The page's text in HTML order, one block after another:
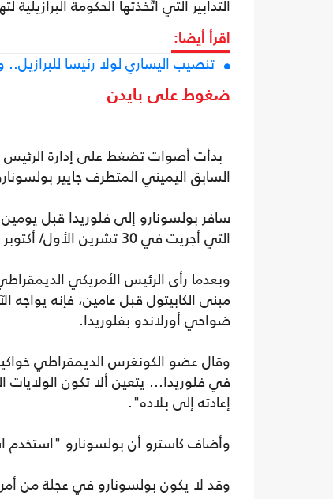
التدابير التي اتّخذتها الحكومة
اقرأ أيضا:
تنصيب اليساري لولا رئيسا للبرازيل..
ضغوط على بايدن
بدأت أصوات تضغط على إدارة الرئيس
السابق اليميني المتطرف جايير
سافر بولسونارو إلى فلوريدا قبل يومين
التي أجريت في 30 تشرين الأول/ أكتوبر وخسرها لصالح اليساري لولا دا سيلفا.
وبعدما رأى الرئيس الأمريكي
مبنى الكابيتول قبل عامين، فإنه يواجه
ضواحي أورلاندو بفلوريدا.
وقال عضو الكونغرس الديمقراطي
في فلوريدا... يتعين ألا تكون الولايات
إعادته إلى بلاده".
وأضاف كاسترو أن بولسونارو "استخدم
وقد لا يكون بولسونارو في عجلة من